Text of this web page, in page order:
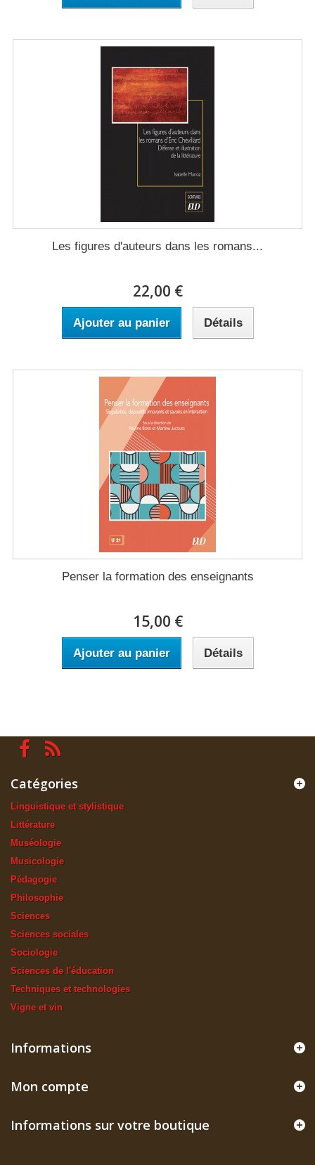
Les figures d'auteurs dans les romans...
22,00 €
Ajouter au panier Détails
Penser la formation des enseignants
15,00 €
Ajouter au panier Détails
Catégories
Linguistique et stylistique
Littérature
Muséologie
Musicologie
Pédagogie
Philosophie
Sciences
Sciences sociales
Sociologie
Sciences de l'éducation
Techniques et technologies
Vigne et vin
Informations
Mon compte
Informations sur votre boutique